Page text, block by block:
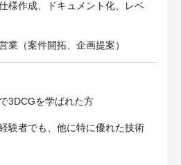
様作成、ドキュメント化、レベ
（案件開拓、企画提案）
を学ばれた方
験者でも、他に特に優れた技術